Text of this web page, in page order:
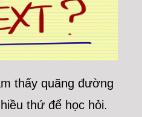
thấy quãng đường
thứ để học hỏi.